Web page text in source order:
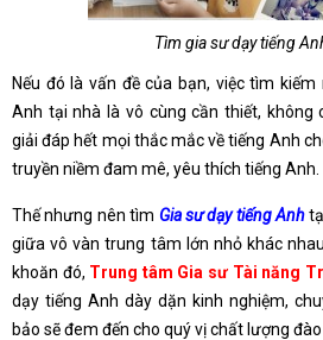
Tìm gia sư dạy tiếng
Nếu đó là vấn đề của bạn, việc tìm
Anh tại nhà là vô cùng cần thiết, không
giải đáp hết mọi thắc mắc về tiếng Anh
truyền niềm đam mê, yêu thích tiếng Anh.
Thế nhưng nên tìm Gia sư dạy tiếng Anh
giữa vô vàn trung tâm lớn nhỏ khác
khoăn đó, Trung tâm Gia sư Tài năng
dạy tiếng Anh dày dặn kinh nghiệm,
bảo sẽ đem đến cho quý vị chất lượng